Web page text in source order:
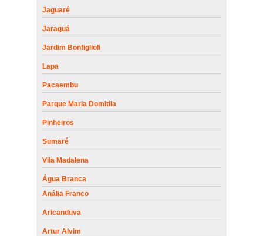
Jaguaré
Jaraguá
Jardim Bonfiglioli
Lapa
Pacaembu
Parque Maria Domitila
Pinheiros
Sumaré
Vila Madalena
Água Branca
Anália Franco
Aricanduva
Artur Alvim